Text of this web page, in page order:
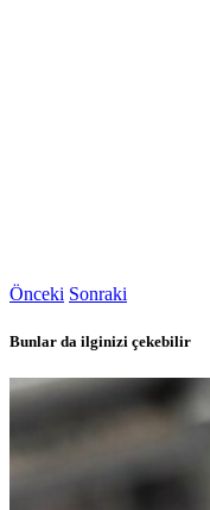
Önceki Sonraki
Bunlar da ilginizi çekebilir